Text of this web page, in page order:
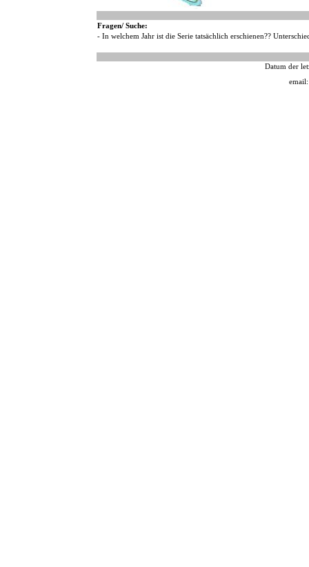
Fragen/ Suche:
- In welchem Jahr ist die Serie tatsächlich erschienen??
Datum der